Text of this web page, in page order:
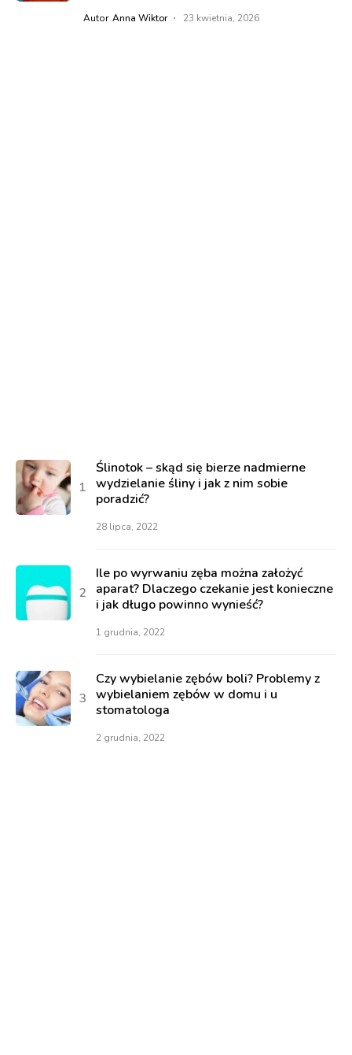
Autor Anna Wiktor 23 kwietnia, 2026
Ślinotok – skąd się bierze nadmierne
wydzielanie śliny i jak z nim sobie
poradzić?
28 lipca, 2022
Ile po wyrwaniu zęba można założyć
aparat? Dlaczego czekanie jest konieczne
i jak długo powinno wynieść?
1 grudnia, 2022
Czy wybielanie zębów boli? Problemy z
wybielaniem zębów w domu i u
stomatologa
2 grudnia, 2022